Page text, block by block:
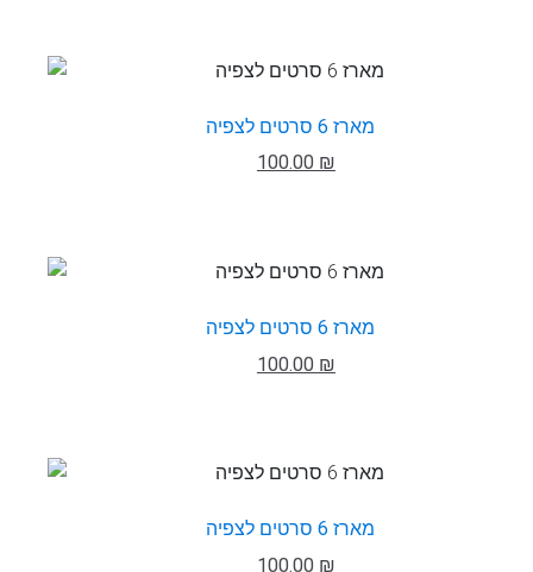
מארז 6 סרטים לצפיה
100.00 ₪
מארז 6 סרטים לצפיה
100.00 ₪
מארז 6 סרטים לצפיה
100.00 ₪